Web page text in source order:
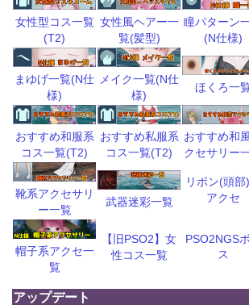
女性型コス一覧
(T2)
女性風ヘアー一
覧(髪型)
瞳パターン
(N仕様)
まゆげ一覧(N仕
様)
メイク一覧(N仕
様)
ほくろ一
おすすめ和服系
コス一覧(T2)
おすすめ私服系
コス一覧(T2)
おすすめ和
クセサリー
靴系アクセサリ
ー一覧
武器迷彩一覧
リボン(頭部
アクセ
帽子系アクセ一
覧
【旧PSO2】女
性コス一覧
PSO2NGS
ス
アップデート